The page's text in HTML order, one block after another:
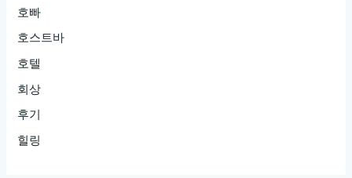
호빠
호스트바
호텔
회상
후기
힐링